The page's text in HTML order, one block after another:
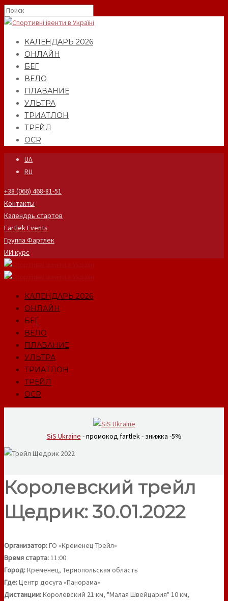
КАЛЕНДАРЬ 2026
ОНЛАЙН
БЕГ
ВЕЛО
ПЛАВАНИЕ
УЛЬТРА
ТРИАТЛОН
ТРЕЙЛ
OCR
UA
RU
+38 (066) 468-81-51
Контакты
Календрь стартов
Fartlek Events
Группа Фартлек
ИИ курс
КАЛЕНДАРЬ 2026
ОНЛАЙН
БЕГ
ВЕЛО
ПЛАВАНИЕ
УЛЬТРА
ТРИАТЛОН
ТРЕЙЛ
OCR
SiS Ukraine - промокод fartlek - знижка -5%
Королевский трейл
Щедрик: 30.01.2022
Организатор:ГО «Кременец Трейл»
Время старта:11:00
Город:Кременец, Тернопольская область
Где:Центр досуга «Панорама»
Дистанции:Королевский 21 км, "Малая Швейцария" 10 км,